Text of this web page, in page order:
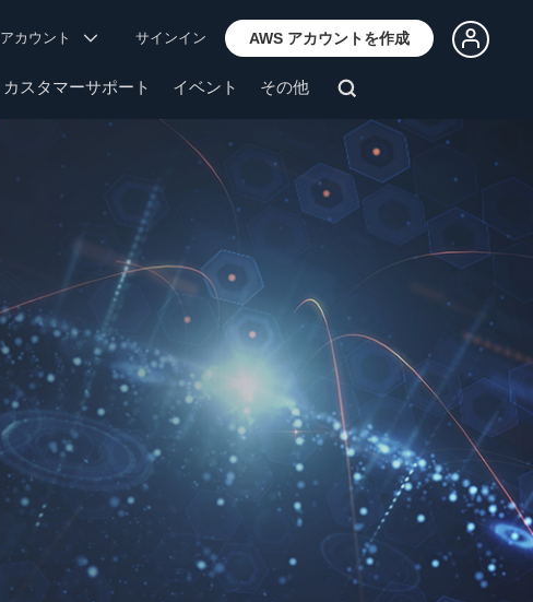
アカウント サインイン AWS アカウントを作成
カスタマーサポート イベント その他